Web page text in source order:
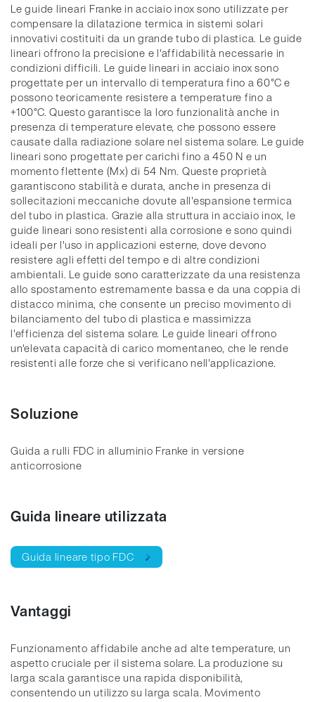
Le guide lineari Franke in acciaio inox sono utilizzate per
compensare la dilatazione termica in sistemi solari
innovativi costituiti da un grande tubo di plastica. Le guide
lineari offrono la precisione e l'affidabilità necessarie in
condizioni difficili. Le guide lineari in acciaio inox sono
progettate per un intervallo di temperatura fino a 60°C e
possono teoricamente resistere a temperature fino a
+100°C. Questo garantisce la loro funzionalità anche in
presenza di temperature elevate, che possono essere
causate dalla radiazione solare nel sistema solare. Le guide
lineari sono progettate per carichi fino a 450 N e un
momento flettente (Mx) di 54 Nm. Queste proprietà
garantiscono stabilità e durata, anche in presenza di
sollecitazioni meccaniche dovute all'espansione termica
del tubo in plastica. Grazie alla struttura in acciaio inox, le
guide lineari sono resistenti alla corrosione e sono quindi
ideali per l'uso in applicazioni esterne, dove devono
resistere agli effetti del tempo e di altre condizioni
ambientali. Le guide sono caratterizzate da una resistenza
allo spostamento estremamente bassa e da una coppia di
distacco minima, che consente un preciso movimento di
bilanciamento del tubo di plastica e massimizza
l'efficienza del sistema solare. Le guide lineari offrono
un'elevata capacità di carico momentaneo, che le rende
resistenti alle forze che si verificano nell'applicazione.
Soluzione
Guida a rulli FDC in alluminio Franke in versione
anticorrosione
Guida lineare utilizzata
Guida lineare tipo FDC
Vantaggi
Funzionamento affidabile anche ad alte temperature, un
aspetto cruciale per il sistema solare. La produzione su
larga scala garantisce una rapida disponibilità,
consentendo un utilizzo su larga scala. Movimento